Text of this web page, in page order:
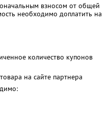
взносом от общей
необходимо доплатить на
количество купонов
на сайте партнера